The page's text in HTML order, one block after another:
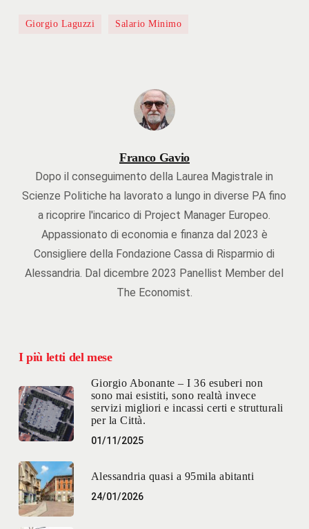
Giorgio Laguzzi Salario Minimo
Franco Gavio
Dopo il conseguimento della Laurea Magistrale in
Scienze Politiche ha lavorato a lungo in diverse PA fino
a ricoprire l'incarico di Project Manager Europeo.
Appassionato di economia e finanza dal 2023 è
Consigliere della Fondazione Cassa di Risparmio di
Alessandria. Dal dicembre 2023 Panellist Member del
The Economist.
I più letti del mese
Giorgio Abonante – I 36 esuberi non
sono mai esistiti, sono realtà invece
servizi migliori e incassi certi e strutturali
per la Città.
01/11/2025
Alessandria quasi a 95mila abitanti
24/01/2026